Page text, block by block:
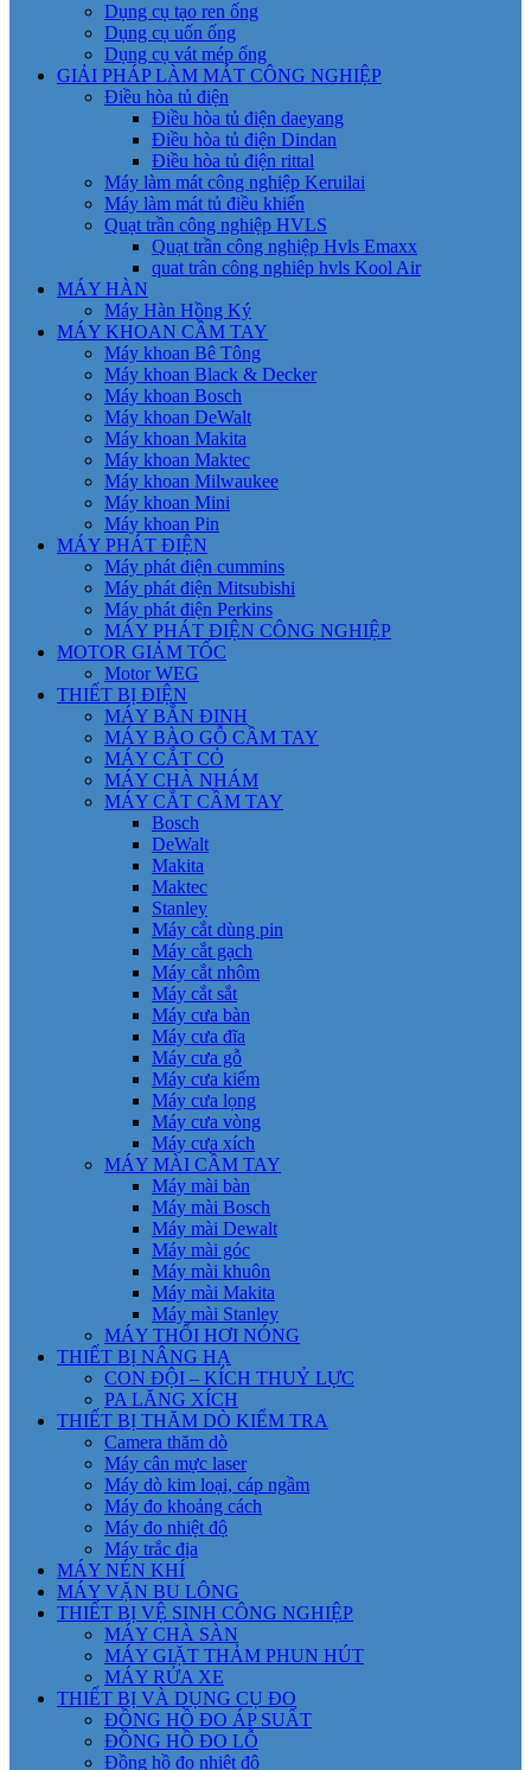
Dụng cụ tạo ren ống
Dụng cụ uốn ống
Dụng cụ vát mép ống
GIẢI PHÁP LÀM MÁT CÔNG NGHIỆP
Điều hòa tủ điện
Điều hòa tủ điện daeyang
Điều hòa tủ điện Dindan
Điều hòa tủ điện rittal
Máy làm mát công nghiệp Keruilai
Máy làm mát tủ điều khiển
Quạt trần công nghiệp HVLS
Quạt trần công nghiệp Hvls Emaxx
quat trân công nghiêp hvls Kool Air
MÁY HÀN
Máy Hàn Hồng Ký
MÁY KHOAN CẦM TAY
Máy khoan Bê Tông
Máy khoan Black & Decker
Máy khoan Bosch
Máy khoan DeWalt
Máy khoan Makita
Máy khoan Maktec
Máy khoan Milwaukee
Máy khoan Mini
Máy khoan Pin
MÁY PHÁT ĐIỆN
Máy phát điện cummins
Máy phát điện Mitsubishi
Máy phát điện Perkins
MÁY PHÁT ĐIỆN CÔNG NGHIỆP
MOTOR GIẢM TỐC
Motor WEG
THIẾT BỊ ĐIỆN
MÁY BẮN ĐINH
MÁY BÀO GỖ CẦM TAY
MÁY CẮT CỎ
MÁY CHÀ NHÁM
MÁY CẮT CẦM TAY
Bosch
DeWalt
Makita
Maktec
Stanley
Máy cắt dùng pin
Máy cắt gạch
Máy cắt nhôm
Máy cắt sắt
Máy cưa bàn
Máy cưa đĩa
Máy cưa gỗ
Máy cưa kiếm
Máy cưa lọng
Máy cưa vòng
Máy cưa xích
MÁY MÀI CẦM TAY
Máy mài bàn
Máy mài Bosch
Máy mài Dewalt
Máy mài góc
Máy mài khuôn
Máy mài Makita
Máy mài Stanley
MÁY THỔI HƠI NÓNG
THIẾT BỊ NÂNG HẠ
CON ĐỘI – KÍCH THUỶ LỰC
PA LĂNG XÍCH
THIẾT BỊ THĂM DÒ KIỂM TRA
Camera thăm dò
Máy cân mực laser
Máy dò kim loại, cáp ngầm
Máy đo khoảng cách
Máy đo nhiệt độ
Máy trắc địa
MÁY NÉN KHÍ
MÁY VẶN BU LÔNG
THIẾT BỊ VỆ SINH CÔNG NGHIỆP
MÁY CHÀ SÀN
MÁY GIẶT THẢM PHUN HÚT
MÁY RỬA XE
THIẾT BỊ VÀ DỤNG CỤ ĐO
ĐỒNG HỒ ĐO ÁP SUẤT
ĐỒNG HỒ ĐO LỖ
Đồng hồ đo nhiệt độ